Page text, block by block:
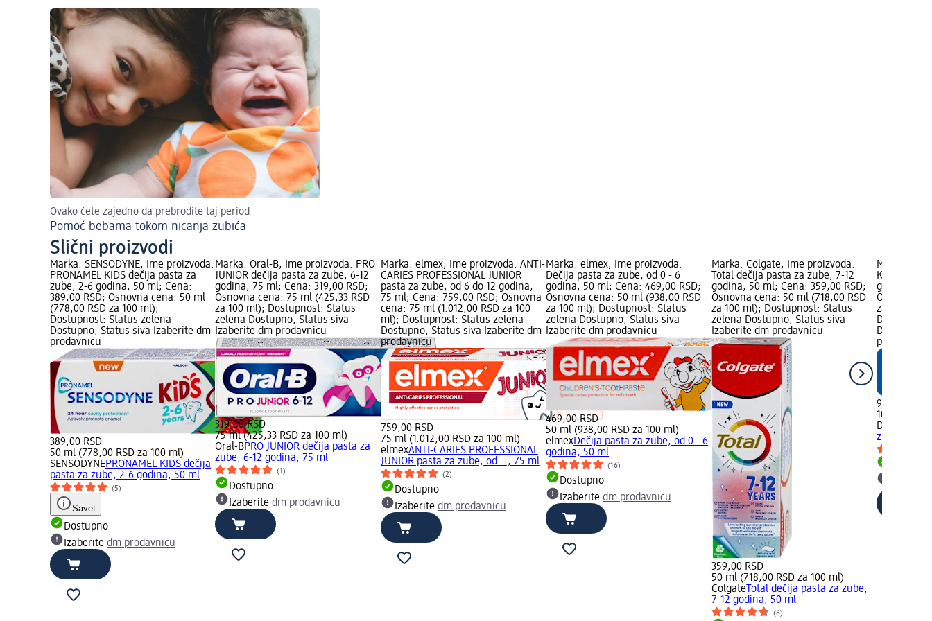
Ovako ćete zajedno da prebrodite taj period
Pomoć bebama tokom nicanja zubića
Slični proizvodi
Marka: SENSODYNE; Ime proizvoda:
PRONAMEL KIDS dečija pasta za
zube, 2-6 godina, 50 ml; Cena:
389,00 RSD; Osnovna cena: 50 ml
(778,00 RSD za 100 ml);
Dostupnost: Status zelena
Dostupno, Status siva Izaberite dm
prodavnicu
389,00 RSD
50 ml (778,00 RSD za 100 ml)
SENSODYNEPRONAMEL KIDS dečija
pasta za zube, 2-6 godina, 50 ml
(5)
Savet
Dostupno
Izaberite dm prodavnicu
Marka: Oral-B; Ime proizvoda: PRO
JUNIOR dečija pasta za zube, 6-12
godina, 75 ml; Cena: 319,00 RSD;
Osnovna cena: 75 ml (425,33 RSD
za 100 ml); Dostupnost: Status
zelena Dostupno, Status siva
Izaberite dm prodavnicu
319,00 RSD
75 ml (425,33 RSD za 100 ml)
Oral-BPRO JUNIOR dečija pasta za
zube, 6-12 godina, 75 ml
(1)
Dostupno
Izaberitedm prodavnicu
Marka: elmex; Ime proizvoda: ANTI-
CARIES PROFESSIONAL JUNIOR
pasta za zube, od 6 do 12 godina,
75 ml; Cena: 759,00 RSD; Osnovna
cena: 75 ml (1.012,00 RSD za 100
ml); Dostupnost: Status zelena
Dostupno, Status siva Izaberite dm
prodavnicu
759,00 RSD
75 ml (1.012,00 RSD za 100 ml)
elmexANTI-CARIES PROFESSIONAL
JUNIOR pasta za zube, od..., 75 ml
(2)
Dostupno
Izaberite dm prodavnicu
Marka: elmex; Ime proizvoda:
Dečija pasta za zube, od 0 - 6
godina, 50 ml; Cena: 469,00 RSD;
Osnovna cena: 50 ml (938,00 RSD
za 100 ml); Dostupnost: Status
zelena Dostupno, Status siva
Izaberite dm prodavnicu
469,00 RSD
50 ml (938,00 RSD za 100 ml)
elmexDečija pasta za zube, od 0 - 6
godina, 50 ml
(16)
Dostupno
Izaberitedm prodavnicu
Marka: Colgate; Ime proizvoda:
Total dečija pasta za zube, 7-12
godina, 50 ml; Cena: 359,00 RSD;
Osnovna cena: 50 ml (718,00 RSD
za 100 ml); Dostupnost: Status
zelena Dostupno, Status siva
Izaberite dm prodavnicu
359,00 RSD
50 ml (718,00 RSD za 100 ml)
Colgate Total dečija pasta za zube,
7-12 godina, 50 ml
(6)
Marka:
KIDS
godina,
Osnovna
za 100 ml);
Dostupno,
prodavnicu
99,00 RSD
100 ml
Dontodent
zube, 0-6